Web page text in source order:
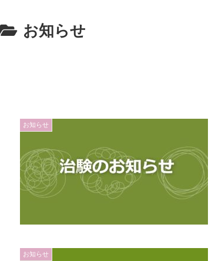
お知らせ
お知らせ
お知らせ